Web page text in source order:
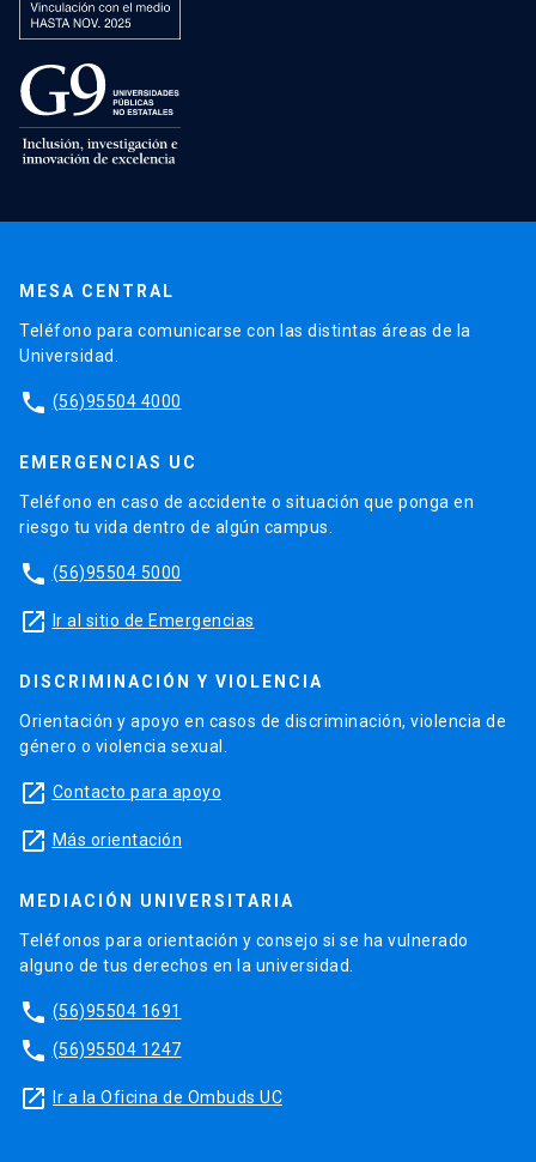
MESA CENTRAL
Teléfono para comunicarse con las distintas áreas de la
Universidad.
phone (56)95504 4000
EMERGENCIAS UC
Teléfono en caso de accidente o situación que ponga en
riesgo tu vida dentro de algún campus.
phone (56)95504 5000
launch Ir al sitio de Emergencias
DISCRIMINACIÓN Y VIOLENCIA
Orientación y apoyo en casos de discriminación, violencia de
género o violencia sexual.
launch Contacto para apoyo
launch Más orientación
MEDIACIÓN UNIVERSITARIA
Teléfonos para orientación y consejo si se ha vulnerado
alguno de tus derechos en la universidad.
phone (56)95504 1691
phone (56)95504 1247
launch Ir a la Oficina de Ombuds UC